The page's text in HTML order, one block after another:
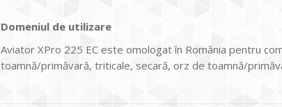
Domeniul de utilizare
Aviator XPro 225 EC este omologat în România pentru
toamnă/primăvară, triticale, secară, orz de toamnă/